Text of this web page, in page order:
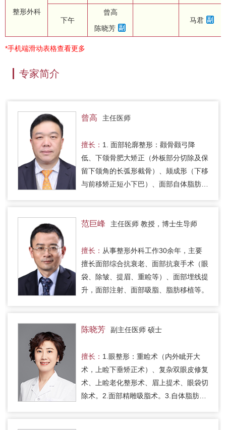
整形外科
下午
曾高
陈晓芳
马君
*手机端滑动表格查看更多
专家简介
曾高 主任医师
擅长： 1. 面部轮廓整形：颧骨颧弓降
低、下颌骨肥大矫正（外板部分切除及保
留下颌角的长弧形截骨）、颏成形（下移
与前移矫正短小下巴）、面部自体脂肪移
范巨峰 主任医师 教授，博士生导师
擅长： 从事整形外科工作30余年，主要
擅长面部综合抗衰老、面部抗衰手术（眼
袋、除皱、提眉、重睑等）、面部埋线提
升，面部注射、面部吸脂、脂肪移植等。
陈晓芳 副主任医师 硕士
擅长： 1.眼整形：重睑术（内外眦开大
术，上睑下垂矫正术）、复杂双眼皮修复
术、上睑老化整形术、眉上提术、眼袋切
除术。2.面部精雕吸脂术。3.自体脂肪填